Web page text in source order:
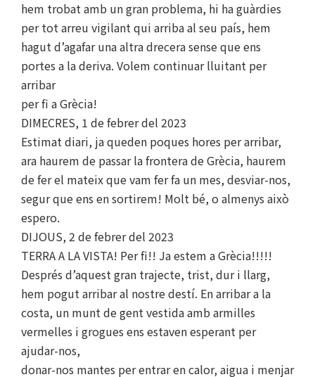
hem trobat amb un gran problema, hi ha guàrdies
per tot arreu vigilant qui arriba al seu país, hem
hagut d’agafar una altra drecera sense que ens
portes a la deriva. Volem continuar lluitant per
arribar
per fi a Grècia!
DIMECRES, 1 de febrer del 2023
Estimat diari, ja queden poques hores per arribar,
ara haurem de passar la frontera de Grècia, haurem
de fer el mateix que vam fer fa un mes, desviar-nos,
segur que ens en sortirem! Molt bé, o almenys això
espero.
DIJOUS, 2 de febrer del 2023
TERRA A LA VISTA! Per fi!! Ja estem a Grècia!!!!!
Després d’aquest gran trajecte, trist, dur i llarg,
hem pogut arribar al nostre destí. En arribar a la
costa, un munt de gent vestida amb armilles
vermelles i grogues ens estaven esperant per
ajudar-nos,
donar-nos mantes per entrar en calor, aigua i menjar